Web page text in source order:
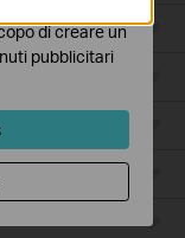
di creare un
pubblicitari